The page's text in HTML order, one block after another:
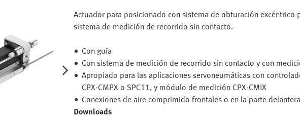
Actuador para posicionado con sistema de obturación excéntrico
sistema de medición de recorrido sin contacto.
Con guía
Con sistema de medición de recorrido sin contacto y con
Apropiado para las aplicaciones servoneumáticas con
CPX-CMPX o SPC11, y módulo de medición CPX-CMIX
Conexiones de aire comprimido frontales o en la parte delantera
Downloads